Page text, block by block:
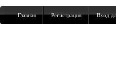
Главная Регистрация Вход